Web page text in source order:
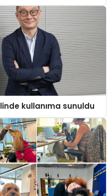
kullanıma sunuldu